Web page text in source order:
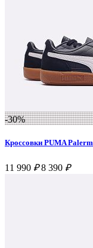
-30%
Кроссовки PUMA
11 990 ₽ 8 390 ₽